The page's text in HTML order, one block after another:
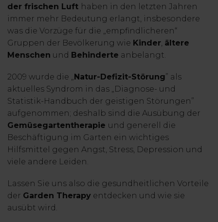
der frischen Luft haben in den letzten Jahren
immer mehr Bedeutung erlangt, insbesondere
was die Vorzüge für die „empfindlicheren“
Gruppen der Bevölkerung wie Kinder, ältere
Menschen und Behinderte anbelangt.
2009 wurde die „ Natur-Defizit-Störung” als
aktuelles Syndrom in das „Diagnose- und
Statistik-Handbuch der geistigen Störungen”
aufgenommen; deshalb sind die Ausübung der
Gemüsegartentherapie und generell die
Beschäftigung im Garten ein wichtiges
Hilfsmittel gegen Angst, Stress, Depression und
viele andere Leiden.
Lassen Sie uns also die gesundheitlichen Vorteile
der Garden Therapy entdecken und wie sie
ausübt wird.